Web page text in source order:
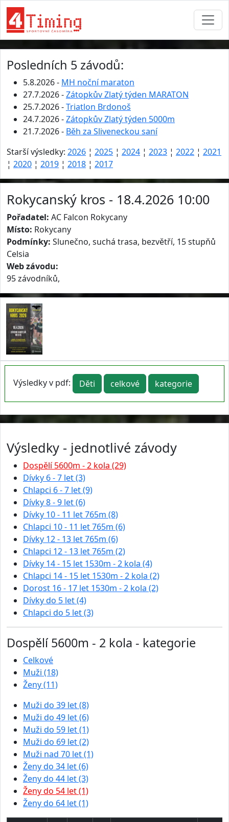
Posledních 5 závodů:
5.8.2026 - MH noční maraton
27.7.2026 -Zátopkův Zlatý týden MARATON
25.7.2026 -Triatlon Brdonoš
24.7.2026 -Zátopkův Zlatý týden 5000m
21.7.2026 - Běh za Sliveneckou saní
Starší výsledky: 2026 ¦ 2025 ¦ 2024 ¦ 2023 ¦ 2022 ¦ 2021
¦ 2020 ¦ 2019 ¦ 2018 ¦ 2017
Rokycanský kros - 18.4.2026 10:00
Pořadatel: AC Falcon Rokycany
Místo: Rokycany
Podmínky: Slunečno, suchá trasa, bezvětří, 15 stupňů
Celsia
Web závodu:
95 závodníků,
Výsledky v pdf: Děti celkové kategorie
Výsledky - jednotlivé závody
Dospělí 5600m - 2 kola (29)
Dívky 6 - 7 let (3)
Chlapci 6 - 7 let (9)
Dívky 8 - 9 let (6)
Dívky 10 - 11 let 765m (8)
Chlapci 10 - 11 let 765m (6)
Dívky 12 - 13 let 765m (6)
Chlapci 12 - 13 let 765m (2)
Dívky 14 - 15 let 1530m - 2 kola (4)
Chlapci 14 - 15 let 1530m - 2 kola (2)
Dorost 16 - 17 let 1530m - 2 kola (2)
Dívky do 5 let (4)
Chlapci do 5 let (3)
Dospělí 5600m - 2 kola - kategorie
Celkové
Muži (18)
Ženy (11)
Muži do 39 let (8)
Muži do 49 let (6)
Muži do 59 let (1)
Muži do 69 let (2)
Muži nad 70 let (1)
Ženy do 34 let (6)
Ženy do 44 let (3)
Ženy do 54 let (1)
Ženy do 64 let (1)